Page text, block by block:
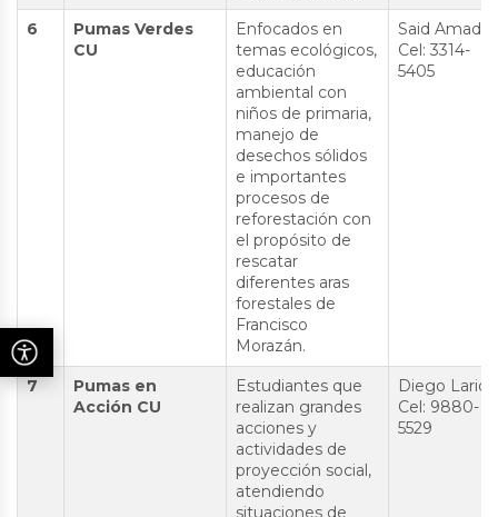
6
Pumas Verdes
CU
Enfocados en
temas ecológicos,
educación
ambiental con
niños de primaria,
manejo de
desechos sólidos
e importantes
procesos de
reforestación con
el propósito de
rescatar
diferentes aras
forestales de
Francisco
Morazán.
Said Amador
Cel: 3314-
5405
7
Pumas en
Acción CU
Estudiantes que
realizan grandes
acciones y
actividades de
proyección social,
atendiendo
situaciones de
Diego Larios
Cel: 9880-
5529